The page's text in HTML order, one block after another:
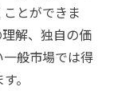
とができま
解、独自の価
般市場では得
。